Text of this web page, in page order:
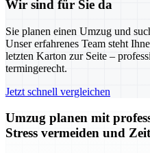
Wir sind für Sie da
Sie planen einen Umzug und
Unser erfahrenes Team steht
letzten Karton zur Seite –
termingerecht.
Jetzt schnell vergleichen
Umzug planen mit
Stress vermeiden und